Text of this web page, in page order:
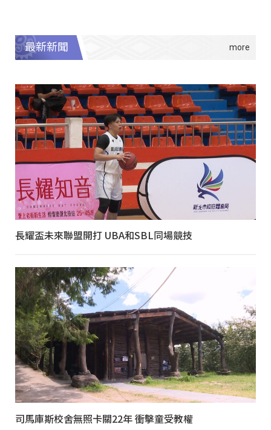
最新新聞
長耀盃未來聯盟開打 UBA和SBL同場競技
司馬庫斯校舍無照卡關22年 衝擊童受教權